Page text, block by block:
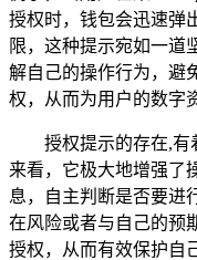
授权时，钱包会迅速弹
限，这种提示宛如一道
解自己的操作行为，避
权，从而为用户的数字
授权提示的存在,
来看，它极大地增强了
息，自主判断是否要进
在风险或者与自己的预
授权，从而有效保护自